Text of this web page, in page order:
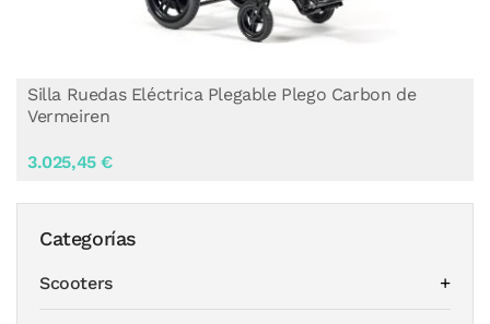
Categorías
Scooters
Silla Ruedas Eléctrica Plegable Plego Carbon de
Vermeiren
3.025,45 €